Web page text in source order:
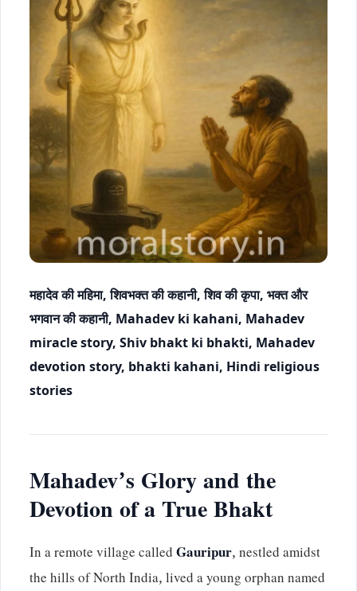
महादेव की महिमा, शिवभक्त की कहानी, शिव की कृपा, भक्त और
भगवान की कहानी, Mahadev ki kahani, Mahadev
miracle story, Shiv bhakt ki bhakti, Mahadev
devotion story, bhakti kahani, Hindi religious
stories
Mahadev’s Glory and the
Devotion of a True Bhakt
In a remote village calledGauripur, nestled amidst
the hills of North India, lived a young orphan named